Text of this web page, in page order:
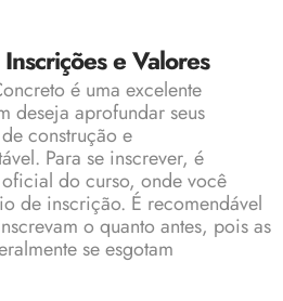
e Valores
é uma excelente
deseja aprofundar seus
construção e
Para se inscrever, é
do curso, onde você
de inscrição. É recomendável
o quanto antes, pois as
se esgotam